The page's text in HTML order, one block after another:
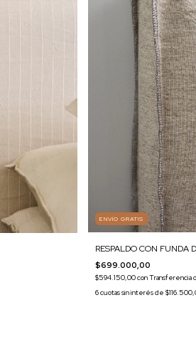
ENVÍO GRATIS
RESPALDO CON FUNDA
$699.000,00
$594.150,00conTransferencia
6cuotas sin interés de